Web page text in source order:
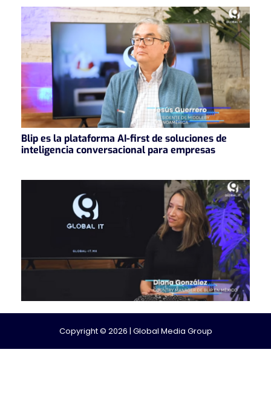
Blip es la plataforma AI-first de soluciones de
inteligencia conversacional para empresas